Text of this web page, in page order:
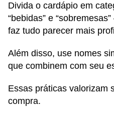
Divida o cardápio em
“bebidas” e
faz tudo parecer mais
Além disso, use nomes
que combinem com seu
Essas práticas valorizam
compra.